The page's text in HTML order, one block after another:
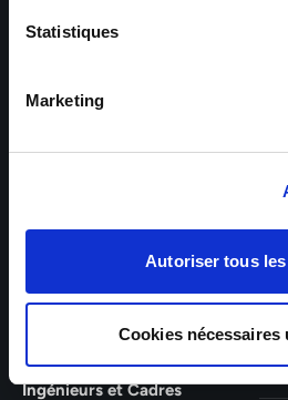
Statistiques
Marketing
Autoriser tous
Cookies nécessaires
Bâtiment et Tertiaire
Guebwiller – Industrie,
Experts Strasbourg –
Illkirch-Graffenstaden
Tertiaire, Techniciens,
Ingénieurs et Cadres